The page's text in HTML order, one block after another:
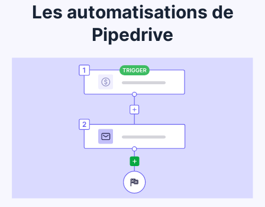
Les automatisations de
Pipedrive